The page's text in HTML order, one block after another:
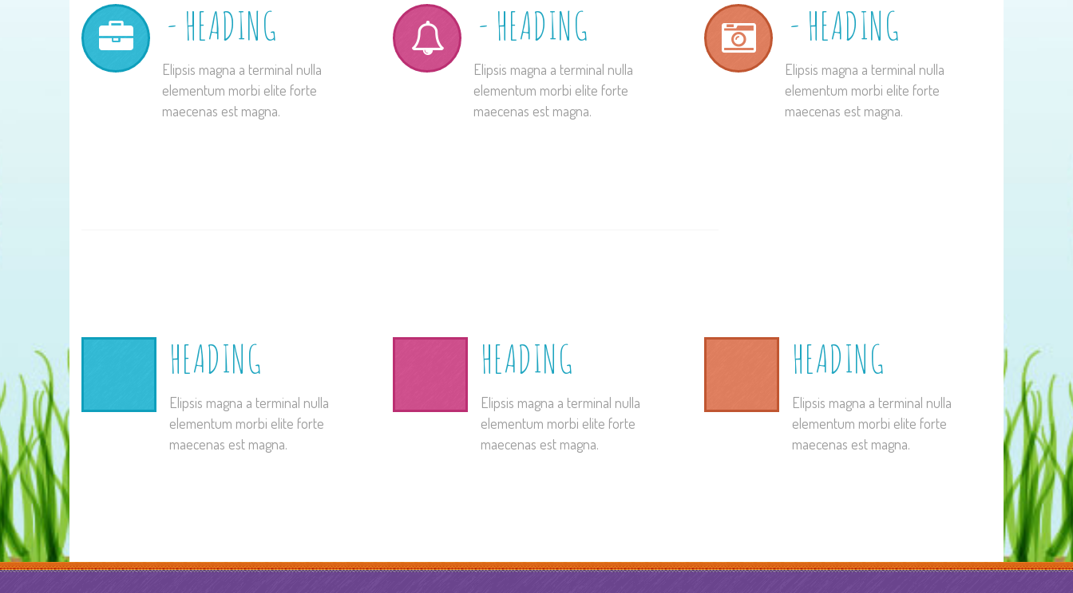
HEADING
Elipsis magna a terminal nulla
elementum morbi elite forte
maecenas est magna.
HEADING
Elipsis magna a terminal nulla
elementum morbi elite forte
maecenas est magna.
HEADING
Elipsis magna a terminal nulla
elementum morbi elite forte
maecenas est magna.
HEADING
Elipsis magna a terminal nulla
elementum morbi elite forte
maecenas est magna.
HEADING
Elipsis magna a terminal nulla
elementum morbi elite forte
maecenas est magna.
HEADING
Elipsis magna a terminal nulla
elementum morbi elite forte
maecenas est magna.